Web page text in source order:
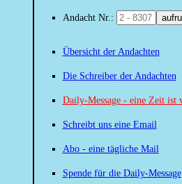
Andacht Nr.:
Übersicht der Andachten
Die Schreiber der Andachten
Daily-Message - eine Zeit ist
Schreibt uns eine Email
Abo - eine tägliche Mail
Spende für die Daily-Message